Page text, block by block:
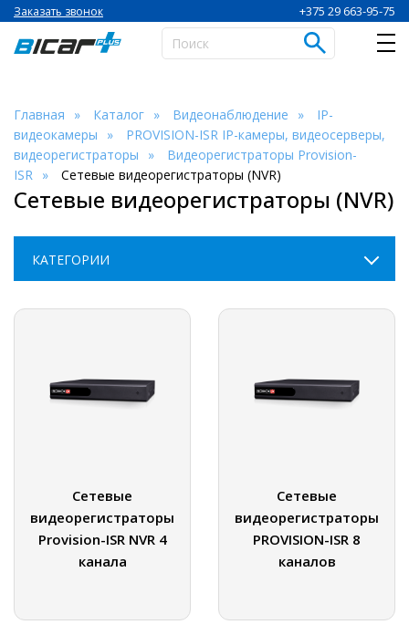
+375 29 663-95-75
Заказать звонок
Главная Каталог Видеонаблюдение
IP-
видеокамеры
PROVISION-ISR IP-камеры, видеосерверы,
видеорегистраторы
Видеорегистраторы Provision-
ISR
Сетевые видеорегистраторы (NVR)
Сетевые видеорегистраторы (NVR)
КАТЕГОРИИ
Сетевые
видеорегистраторы
Provision-ISR NVR 4
канала
Сетевые
видеорегистраторы
PROVISION-ISR 8
каналов